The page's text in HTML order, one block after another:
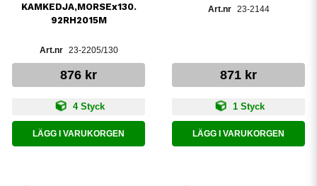
KAMKEDJA,MORSEx130.
92RH2015M
23-2205/130
876 kr
4 Styck
LÄGG I VARUKORGEN
23-2144
871 kr
1 Styck
LÄGG I VARUKORGEN